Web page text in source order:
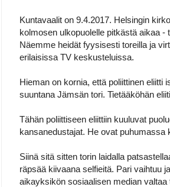
Kuntavaalit on 9.4.2017. Helsingin
kolmosen ulkopuolelle pitkästä aikaa -
Näemme heidät fyysisesti toreilla ja
erilaisissa TV keskusteluissa.
Hieman on kornia, että poliittinen eliitti
suuntana Jämsän tori. Tietääköhän
Tähän poliittiseen eliittiin kuuluvat
kansanedustajat. He ovat puhumassa
Siinä sitä sitten torin laidalla
räpsää kiivaana selfieitä. Pari vaihtuu
aikayksikön sosiaalisen median